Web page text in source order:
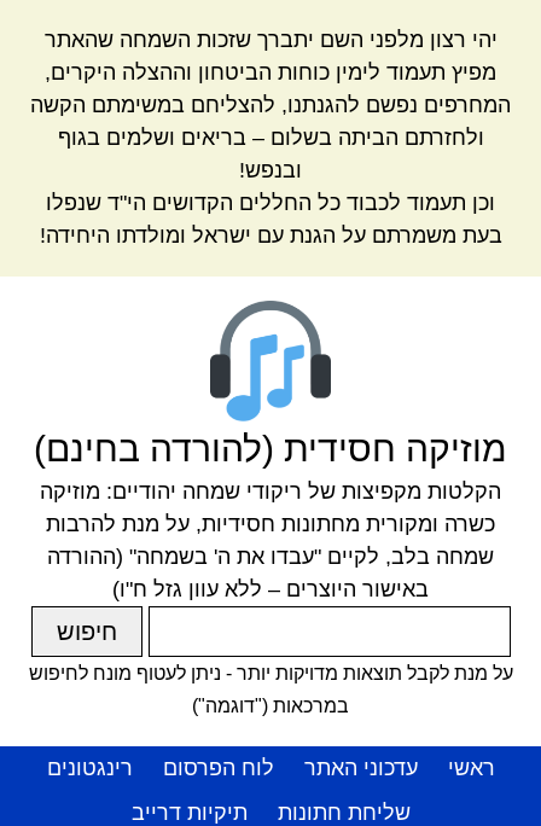
יהי רצון מלפני השם יתברך שזכות השמחה שהאתר
מפיץ תעמוד לימין כוחות הביטחון וההצלה היקרים,
המחרפים נפשם להגנתנו, להצליחם במשימתם הקשה
ולחזרתם הביתה בשלום – בריאים ושלמים בגוף
ובנפש!
וכן תעמוד לכבוד כל החללים הקדושים הי"ד שנפלו
בעת משמרתם על הגנת עם ישראל ומולדתו היחידה!
מוזיקה חסידית (להורדה בחינם)
הקלטות מקפיצות של ריקודי שמחה יהודיים: מוזיקה
כשרה ומקורית מחתונות חסידיות, על מנת להרבות
שמחה בלב, לקיים "עבדו את ה' בשמחה" (ההורדה
באישור היוצרים – ללא עוון גזל ח"ו)
על מנת לקבל תוצאות מדויקות יותר - ניתן לעטוף מונח לחיפוש
במרכאות ("דוגמה")
ראשי עדכוני האתר לוח הפרסום
רינגטונים
שליחת חתונות
תיקיות דרייב